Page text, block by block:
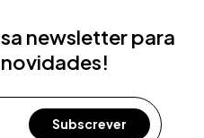
newsletter para